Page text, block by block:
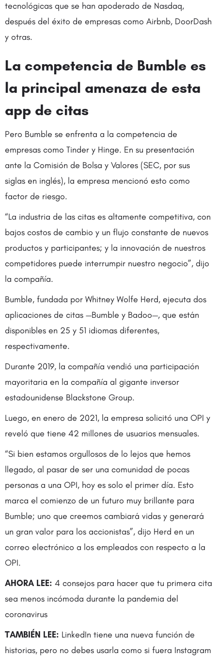
tecnológicas que se han apoderado de Nasdaq,
después del éxito de empresas como Airbnb, DoorDash
y otras.
La competencia de Bumble es
la principal amenaza de esta
app de citas
Pero Bumble se enfrenta a la competencia de
empresas como Tinder y Hinge. En su presentación
ante la Comisión de Bolsa y Valores (SEC, por sus
siglas en inglés), la empresa mencionó esto como
factor de riesgo.
“La industria de las citas es altamente competitiva, con
bajos costos de cambio y un flujo constante de nuevos
productos y participantes; y la innovación de nuestros
competidores puede interrumpir nuestro negocio”, dijo
la compañía.
Bumble, fundada por Whitney Wolfe Herd, ejecuta dos
aplicaciones de citas —Bumble y Badoo—, que están
disponibles en 25 y 51 idiomas diferentes,
respectivamente.
Durante 2019, la compañía vendió una participación
mayoritaria en la compañía al gigante inversor
estadounidense Blackstone Group.
Luego, en enero de 2021, la empresa solicitó una OPI y
reveló que tiene 42 millones de usuarios mensuales.
“Si bien estamos orgullosos de lo lejos que hemos
llegado, al pasar de ser una comunidad de pocas
personas a una OPI, hoy es solo el primer día. Esto
marca el comienzo de un futuro muy brillante para
Bumble; uno que creemos cambiará vidas y generará
un gran valor para los accionistas”, dijo Herd en un
correo electrónico a los empleados con respecto a la
OPI.
AHORA LEE: 4 consejos para hacer que tu primera cita
sea menos incómoda durante la pandemia del
coronavirus
TAMBIÉN LEE: LinkedIn tiene una nueva función de
historias, pero no debes usarla como si fuera Instagram